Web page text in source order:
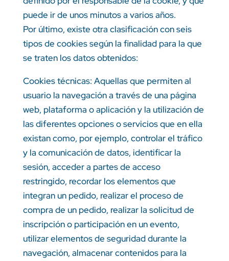
puede ir de unos minutos a varios años.
Por último, existe otra clasificación con seis
tipos de cookies según la finalidad para la que
se traten los datos obtenidos:
Cookies técnicas: Aquellas que permiten al
usuario la navegación a través de una página
web, plataforma o aplicación y la utilización de
las diferentes opciones o servicios que en ella
existan como, por ejemplo, controlar el tráfico
y la comunicación de datos, identificar la
sesión, acceder a partes de acceso
restringido, recordar los elementos que
integran un pedido, realizar el proceso de
compra de un pedido, realizar la solicitud de
inscripción o participación en un evento,
utilizar elementos de seguridad durante la
navegación, almacenar contenidos para la